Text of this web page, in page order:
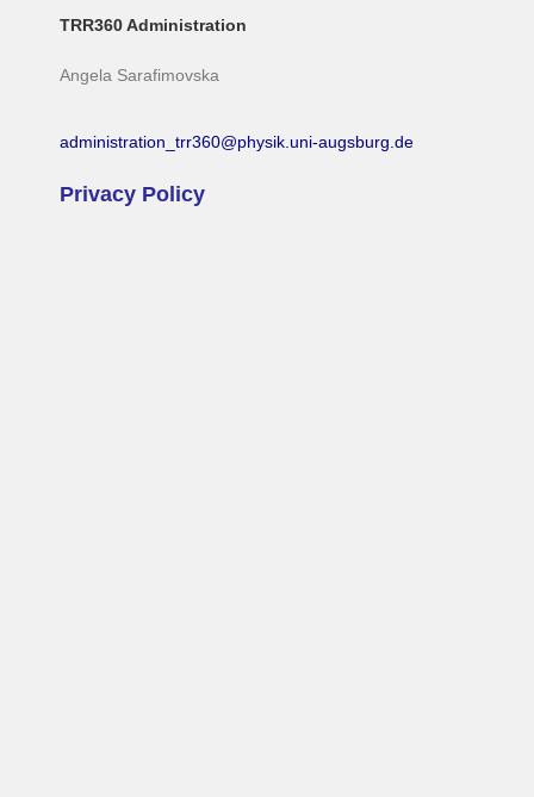
TRR360 Administration
Angela Sarafimovska
administration_trr360@physik.uni-augsburg.de
Privacy Policy